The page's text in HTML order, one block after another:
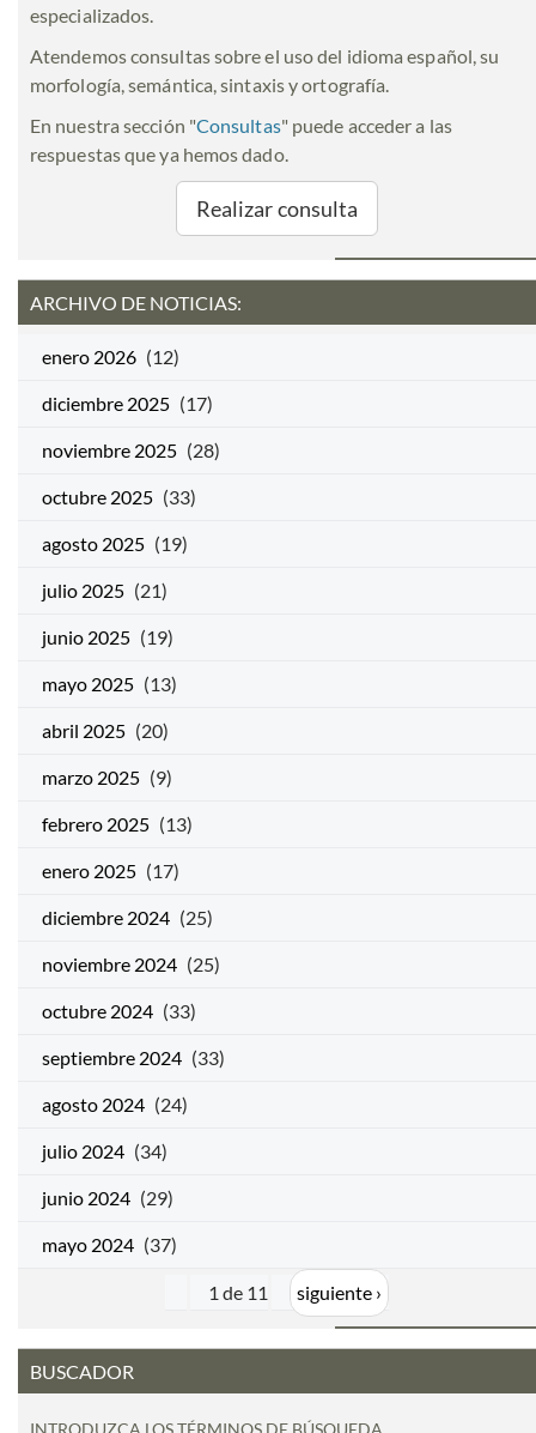
especializados.
Atendemos consultas sobre el uso del idioma español, su
morfología, semántica, sintaxis y ortografía.
En nuestra sección "Consultas" puede acceder a las
respuestas que ya hemos dado.
Realizar consulta
ARCHIVO DE NOTICIAS:
enero 2026 (12)
diciembre 2025 (17)
noviembre 2025 (28)
octubre 2025 (33)
agosto 2025 (19)
julio 2025 (21)
junio 2025 (19)
mayo 2025 (13)
abril 2025 (20)
marzo 2025 (9)
febrero 2025 (13)
enero 2025 (17)
diciembre 2024 (25)
noviembre 2024 (25)
octubre 2024 (33)
septiembre 2024 (33)
agosto 2024 (24)
julio 2024 (34)
junio 2024 (29)
mayo 2024 (37)
1 de 11 siguiente ›
BUSCADOR